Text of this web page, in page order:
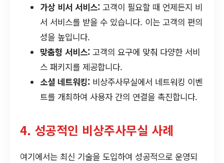
가상 비서 서비스: 고객이 필요할 때 언제든지 비
서 서비스를 받을 수 있습니다. 이는 고객의 편의
성을 높입니다.
맞춤형 서비스: 고객의 요구에 맞춰 다양한 서비
스 패키지를 제공합니다.
소셜 네트워킹: 비상주사무실에서 네트워킹 이벤
트를 개최하여 사용자 간의 연결을 촉진합니다.
4. 성공적인 비상주사무실 사례
여기에서는 최신 기술을 도입하여 성공적으로 운영되